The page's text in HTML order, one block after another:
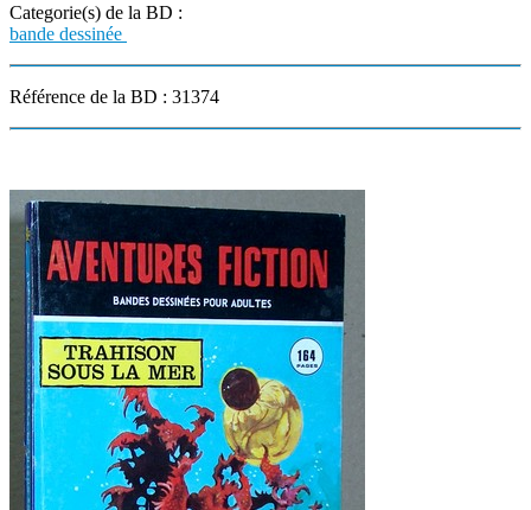
Categorie(s) de la BD :
bande dessinée
Référence de la BD : 31374